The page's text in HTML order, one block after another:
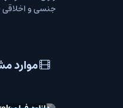
جنسی و اخلاقی خود را مورد
موارد مشابه